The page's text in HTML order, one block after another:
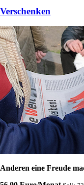
Verschenken
Anderen eine Freude